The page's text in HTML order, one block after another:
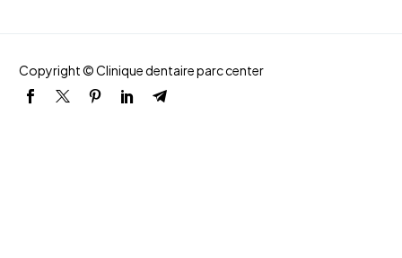
Copyright © Clinique dentaire parc center